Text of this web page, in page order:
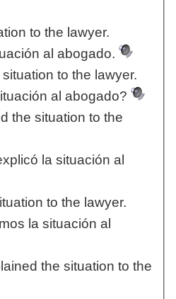
to the lawyer.
al abogado.
to the lawyer.
al abogado?
the situation to the
la situación al
to the lawyer.
la situación al
the situation to the